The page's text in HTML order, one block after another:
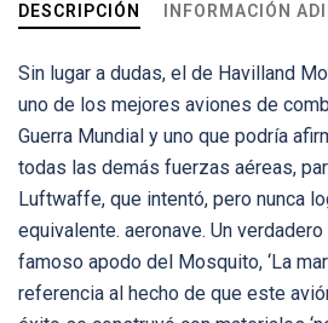
DESCRIPCIÓN INFORMACIÓN
Sin lugar a dudas, el de Havilland
uno de los mejores aviones de
Guerra Mundial y uno que podría
todas las demás fuerzas aéreas,
Luftwaffe, que intentó, pero nunca
equivalente. aeronave. Un
famoso apodo del Mosquito, ‘La
referencia al hecho de que este